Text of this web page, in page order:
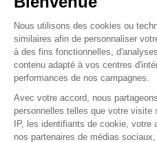
Le confort moderne passe
solutions technologiques qui
quotidienne.
Télécommandes